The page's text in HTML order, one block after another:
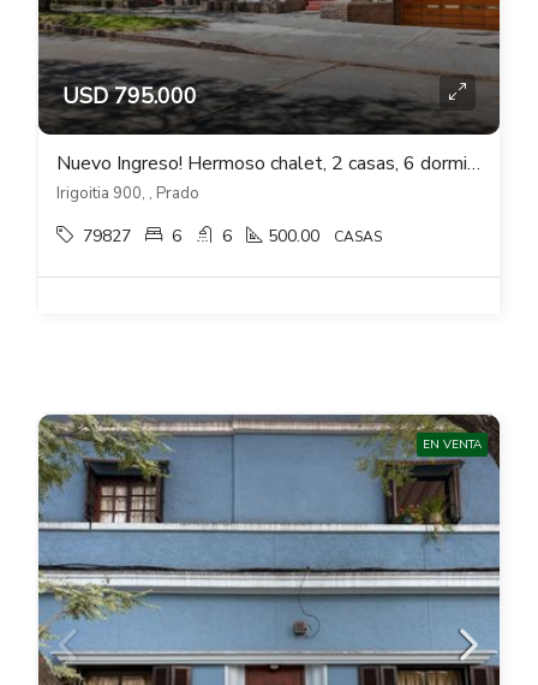
USD 795.000
Nuevo Ingreso! Hermoso chalet, 2 casas, 6 dormitorios, Fondo, Piscina en Prado
Irigoitia 900, , Prado
79827 6 6 500.00 CASAS
EN VENTA